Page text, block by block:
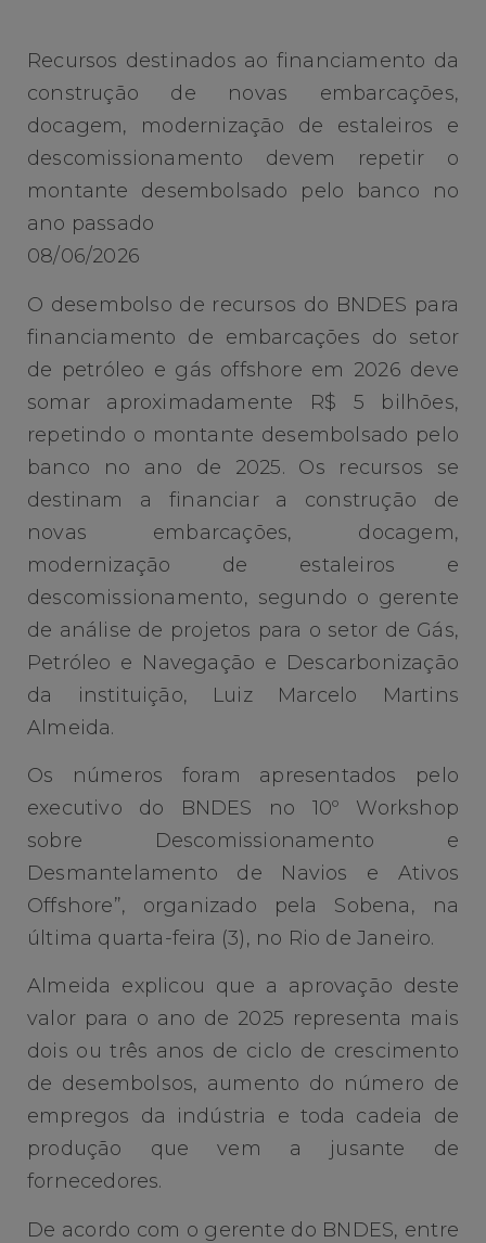
Recursos destinados ao financiamento da
construção de novas embarcações,
docagem, modernização de estaleiros e
descomissionamento devem repetir o
montante desembolsado pelo banco no
ano passado
08/06/2026
O desembolso de recursos do BNDES para
financiamento de embarcações do setor
de petróleo e gás offshore em 2026 deve
somar aproximadamente R$ 5 bilhões,
repetindo o montante desembolsado pelo
banco no ano de 2025. Os recursos se
destinam a financiar a construção de
novas embarcações, docagem,
modernização de estaleiros e
descomissionamento, segundo o gerente
de análise de projetos para o setor de Gás,
Petróleo e Navegação e Descarbonização
da instituição, Luiz Marcelo Martins
Almeida.
Os números foram apresentados pelo
executivo do BNDES no 10º Workshop
sobre Descomissionamento e
Desmantelamento de Navios e Ativos
Offshore”, organizado pela Sobena, na
última quarta-feira (3), no Rio de Janeiro.
Almeida explicou que a aprovação deste
valor para o ano de 2025 representa mais
dois ou três anos de ciclo de crescimento
de desembolsos, aumento do número de
empregos da indústria e toda cadeia de
produção que vem a jusante de
fornecedores.
De acordo com o gerente do BNDES, entre